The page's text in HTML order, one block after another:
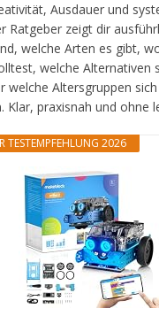
Ausdauer und
Ratgeber zeigt dir
welche Arten es gibt,
welche Alternativen
welche Altersgruppen
Klar, praxisnah und ohne
TESTEMPFEHLUNG 2026